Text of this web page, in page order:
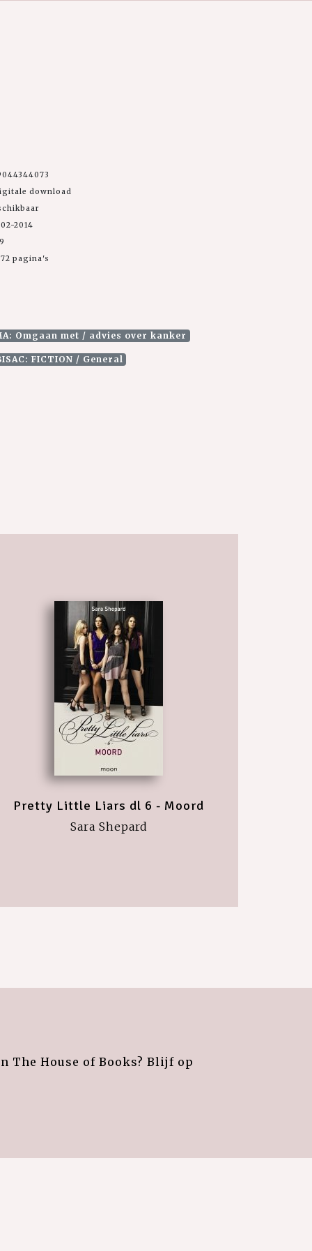
download
2014
pagina's
Omgaan met / advies over kanker
FICTION / General
Pretty Little Liars dl 6 - Moord
Sara Shepard
The House of Books? Blijf op